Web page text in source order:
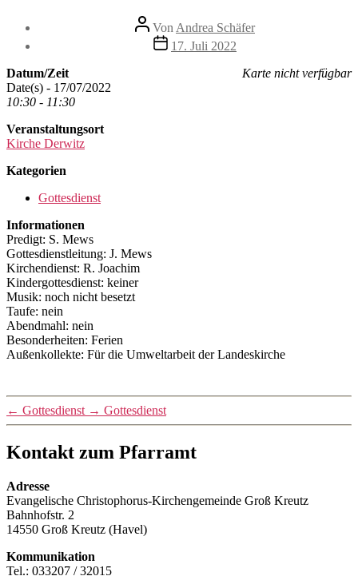
Beitragsautor
Von Andrea Schäfer
Beitragsdatum
17. Juli 2022
Karte nicht verfügbar
Datum/Zeit
Date(s) - 17/07/2022
10:30 - 11:30
Veranstaltungsort
Kirche Derwitz
Kategorien
Gottesdienst
Informationen
Predigt: S. Mews
Gottesdienstleitung: J. Mews
Kirchendienst: R. Joachim
Kindergottesdienst: keiner
Musik: noch nicht besetzt
Taufe: nein
Abendmahl: nein
Besonderheiten: Ferien
Außenkollekte: Für die Umweltarbeit der Landeskirche
← Gottesdienst → Gottesdienst
Kontakt zum Pfarramt
Adresse
Evangelische Christophorus-Kirchengemeinde Groß Kreutz
Bahnhofstr. 2
14550 Groß Kreutz (Havel)
Kommunikation
Tel.: 033207 / 32015